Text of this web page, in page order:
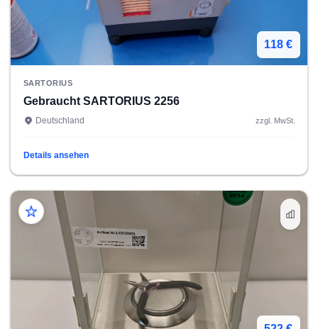
118 €
SARTORIUS
Gebraucht SARTORIUS 2256
Deutschland zzgl. MwSt.
Details ansehen